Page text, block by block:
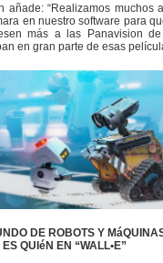
añade: “Realizamos muchos
en nuestro software para
más a las Panavision
en gran parte de esas
DE ROBOTS Y
QUIéN EN “WALL•E”